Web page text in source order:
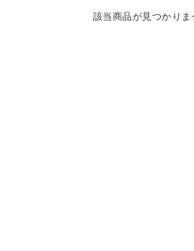
該当商品が見つかりま